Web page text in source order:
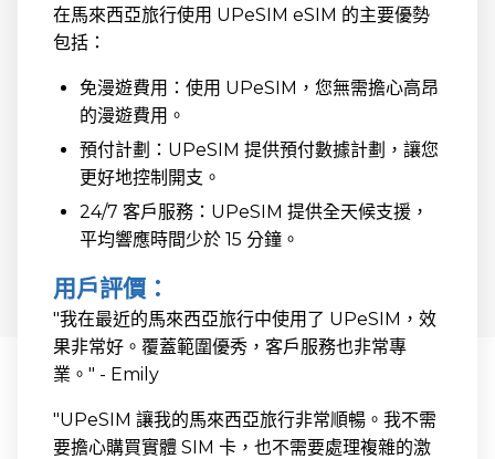
在馬來西亞旅行使用 UPeSIM eSIM 的主要優勢
包括：
免漫遊費用：使用 UPeSIM，您無需擔心高昂
的漫遊費用。
預付計劃：UPeSIM 提供預付數據計劃，讓您
更好地控制開支。
24/7 客戶服務：UPeSIM 提供全天候支援，
平均響應時間少於 15 分鐘。
用戶評價：
"我在最近的馬來西亞旅行中使用了 UPeSIM，效
果非常好。覆蓋範圍優秀，客戶服務也非常專
業。" - Emily
"UPeSIM 讓我的馬來西亞旅行非常順暢。我不需
要擔心購買實體 SIM 卡，也不需要處理複雜的激